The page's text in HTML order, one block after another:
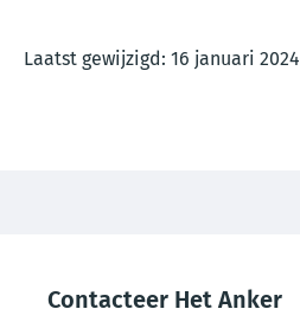
Laatst gewijzigd: 16 januari 2024
footerContacteer Het Anker